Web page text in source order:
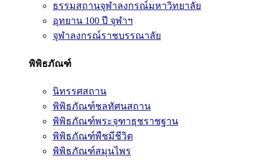
ธรรมสถานจุฬาลงกรณ์มหาวิทยาลัย
อุทยาน 100 ปี จุฬาฯ
จุฬาลงกรณ์ราชบรรณาลัย
พิพิธภัณฑ์
นิทรรศสถาน
พิพิธภัณฑ์ชลทัศนสถาน
พิพิธภัณฑ์พระจุฑาธุชราชฐาน
พิพิธภัณฑ์พืชมีชีวิต
พิพิธภัณฑ์สมุนไพร